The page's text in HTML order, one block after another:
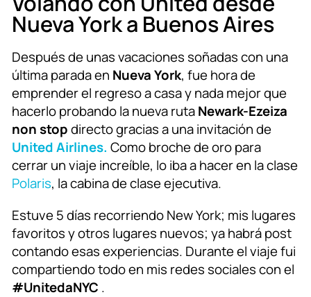
Nueva York a Buenos Aires
Después de unas vacaciones soñadas con una
última parada en Nueva York, fue hora de
emprender el regreso a casa y nada mejor que
hacerlo probando la nueva rutaNewark-Ezeiza
non stopdirecto gracias a una invitación de
United Airlines. Como broche de oro para
cerrar un viaje increíble, lo iba a hacer en la clase
Polaris, la cabina de clase ejecutiva.
Estuve 5 días recorriendo New York; mis lugares
favoritos y otros lugares nuevos; ya habrá post
contando esas experiencias. Durante el viaje fui
compartiendo todo en mis redes sociales con el
#UnitedaNYC .